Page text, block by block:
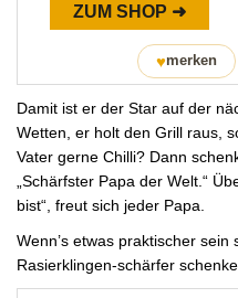
ZUM SHOP ➜
♥merken
Damit ist er der Star auf der
Wetten, er holt den Grill raus,
Vater gerne Chilli? Dann
„Schärfster Papa der Welt.“
bist“, freut sich jeder Papa.
Wenn’s etwas praktischer
Rasierklingen-schärfer